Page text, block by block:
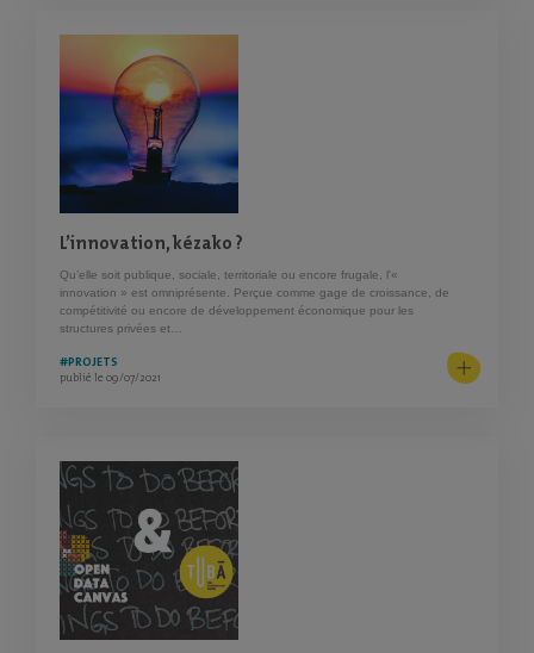
CHARGEMENT
L’innovation, kézako ?
Qu’elle soit publique, sociale, territoriale ou encore frugale, l'«
innovation » est omniprésente. Perçue comme gage de croissance, de
compétitivité ou encore de développement économique pour les
structures privées et…
#PROJETS
publié le 09/07/2021